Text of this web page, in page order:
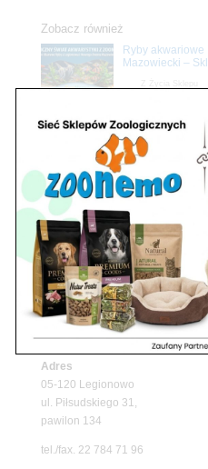
Zobacz również
Ryby
Mazowiecki –
Z Życia Sklepu
Stwórz
rośliny
Nowy Dwór
Upały wracają!
z matami
Z Życia Sklepu
Petito Pet Shop
Online!
Znajdź nas
Adres
05-120 Legionowo
ul. Piłsudskiego 31,
pawilon 134
tel./fax. 22 784 71 96